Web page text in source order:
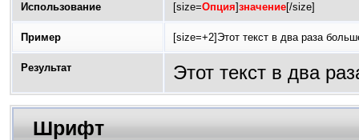
Использование [size=Опция]значение[/size]
Пример [size=+2]Этот текст в два раза
Результат Этот текст в два
Шрифт